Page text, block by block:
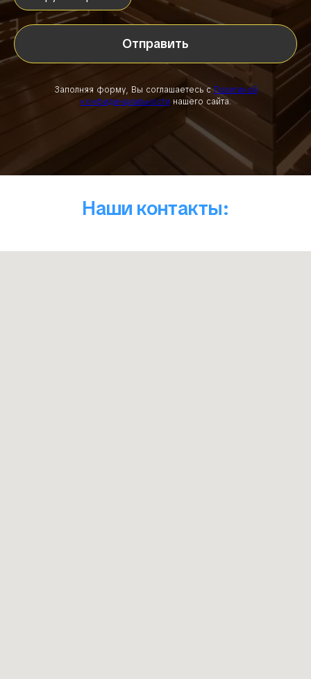
Отправить
Заполняя форму, Вы соглашаетесь сПолитикой
конфиденциальности нашего сайта.
Наши контакты: